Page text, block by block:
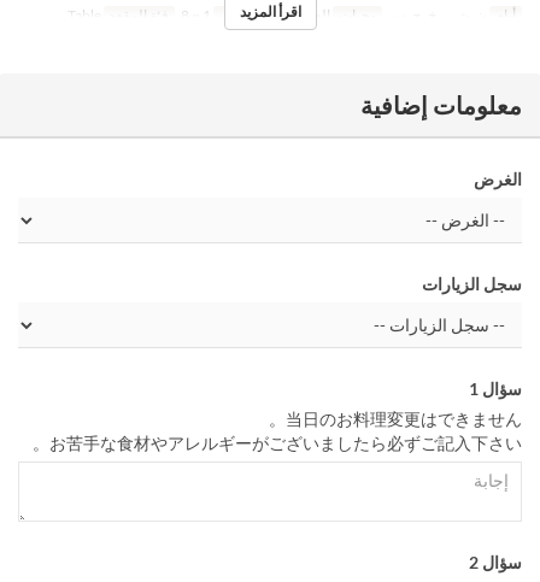
أيام وجبات العشاء حد الطلب فئة المقعد اقرأ المزيد
معلومات إضافية
الغرض
سجل الزيارات
سؤال 1
当日のお料理変更はできません。
お苦手な食材やアレルギーがございましたら必ずご記入下さい。
سؤال 2